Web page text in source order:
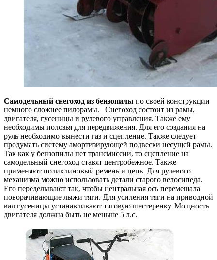
Самодельный снегоход из бензопилы по своей конструкции
немного сложнее пилорамы. Снегоход состоит из рамы,
двигателя, гусеницы и рулевого управления. Также ему
необходимы полозья для передвижения. Для его создания на
руль необходимо вынести газ и сцепление. Также следует
продумать систему амортизирующей подвески несущей рамы.
Так как у бензопилы нет трансмиссии, то сцепление на
самодельный снегоход ставят центробежное. Также
применяют поликлиновый ремень и цепь. Для рулевого
механизма можно использовать детали старого велосипеда.
Его переделывают так, чтобы центральная ось перемещала
поворачивающие лыжи тяги. Для усиления тяги на приводной
вал гусеницы устанавливают тяговую шестеренку. Мощность
двигателя должна быть не меньше 5 л.с.